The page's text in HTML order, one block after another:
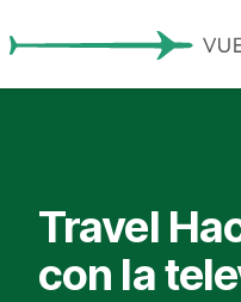
Travel
con la